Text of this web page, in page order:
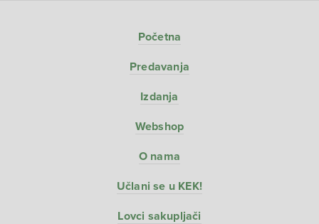
Početna
Predavanja
Izdanja
Webshop
O nama
Učlani se u KEK!
Lovci sakupljači